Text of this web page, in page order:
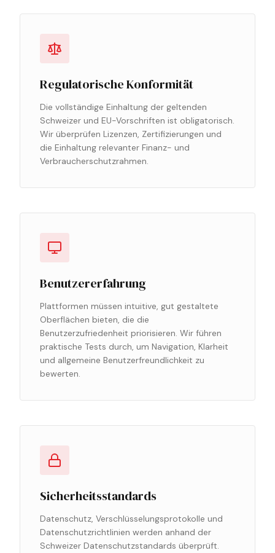
Regulatorische Konformität
Die vollständige Einhaltung der geltenden
Schweizer und EU-Vorschriften ist obligatorisch.
Wir überprüfen Lizenzen, Zertifizierungen und
die Einhaltung relevanter Finanz- und
Verbraucherschutzrahmen.
Benutzererfahrung
Plattformen müssen intuitive, gut gestaltete
Oberflächen bieten, die die
Benutzerzufriedenheit priorisieren. Wir führen
praktische Tests durch, um Navigation, Klarheit
und allgemeine Benutzerfreundlichkeit zu
bewerten.
Sicherheitsstandards
Datenschutz, Verschlüsselungsprotokolle und
Datenschutzrichtlinien werden anhand der
Schweizer Datenschutzstandards überprüft.